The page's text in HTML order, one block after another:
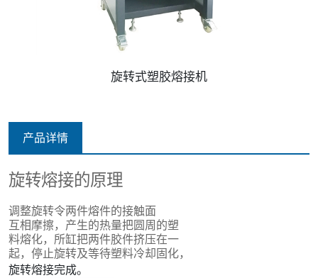
旋转式塑胶熔接机
产品详情
旋转熔接的原理
调整旋转令两件熔件的接触面
互相摩擦，产生的热量把圆周的塑
料熔化，所缸把两件胶件挤压在一
起，停止旋转及等待塑料冷却固化，
旋转熔接完成。